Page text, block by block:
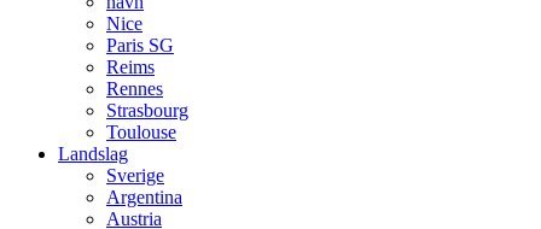
Nice
Paris SG
Reims
Rennes
Strasbourg
Toulouse
Landslag
Sverige
Argentina
Austria